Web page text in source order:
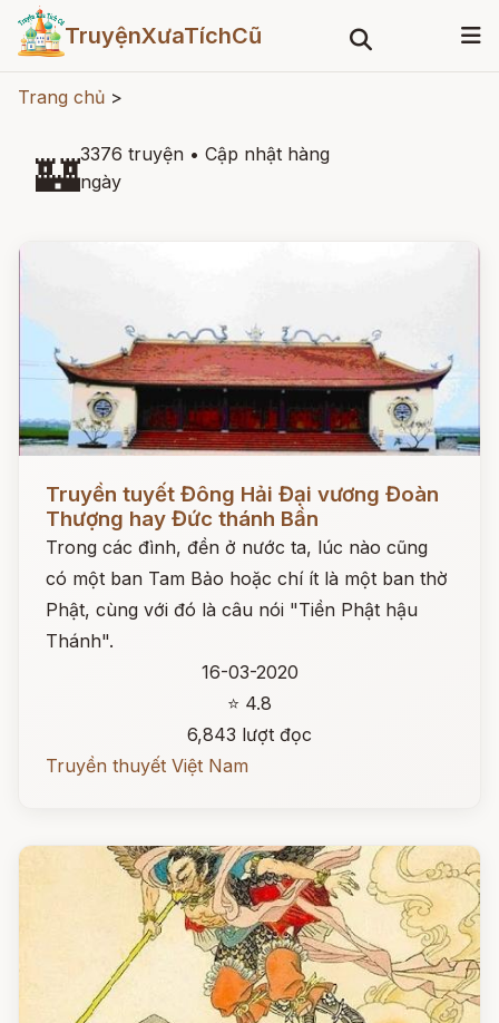
TruyệnXưaTíchCũ
Trang chủ >
🏰3376 truyện • Cập nhật hàng
ngày
Đọc ngay
Truyền tuyết Đông Hải Đại vương Đoàn
Thượng hay Đức thánh Bần
Trong các đình, đền ở nước ta, lúc nào cũng
có một ban Tam Bảo hoặc chí ít là một ban thờ
Phật, cùng với đó là câu nói "Tiền Phật hậu
Thánh".
16-03-2020
⭐ 4.8
6,843 lượt đọc
Truyền thuyết Việt Nam